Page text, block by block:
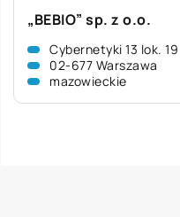
„BEBIO” sp. z o.o.
Cybernetyki 13 lok. 19
02-677 Warszawa
mazowieckie